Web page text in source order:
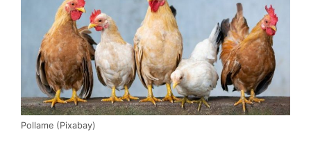
Pollame (Pixabay)